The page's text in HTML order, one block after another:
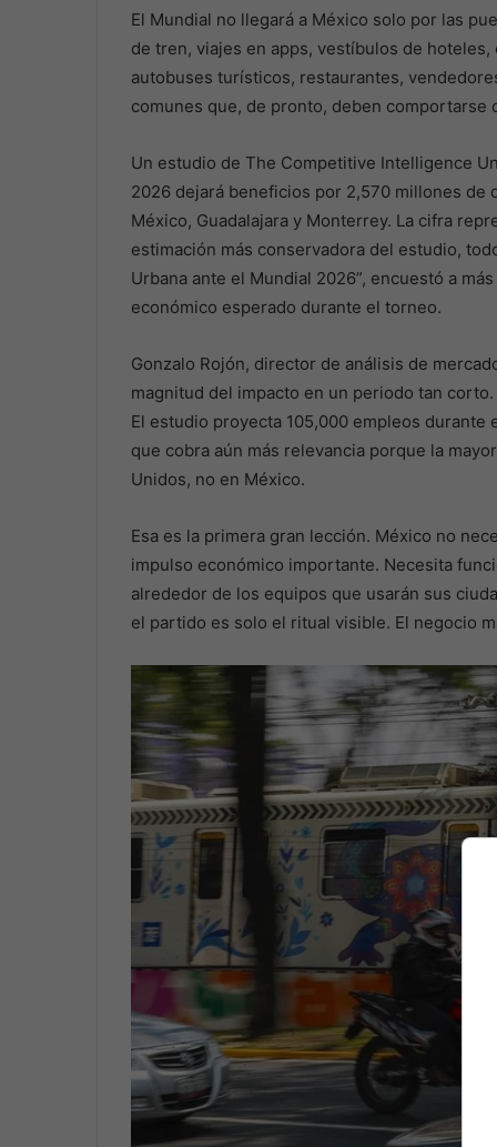
El Mundial no llegará a México solo por las
de tren, viajes en apps, vestíbulos de
autobuses turísticos, restaurantes,
comunes que, de pronto, deben comportarse
Un estudio de The Competitive Intelligence
2026 dejará beneficios por 2,570 millones de
México, Guadalajara y Monterrey. La cifra
estimación más conservadora del estudio,
Urbana ante el Mundial 2026”, encuestó a
económico esperado durante el torneo.
Gonzalo Rojón, director de análisis de
magnitud del impacto en un periodo tan
El estudio proyecta 105,000 empleos
que cobra aún más relevancia porque la
Unidos, no en México.
Esa es la primera gran lección. México no
impulso económico importante. Necesita
alrededor de los equipos que usarán sus
el partido es solo el ritual visible. El negocio